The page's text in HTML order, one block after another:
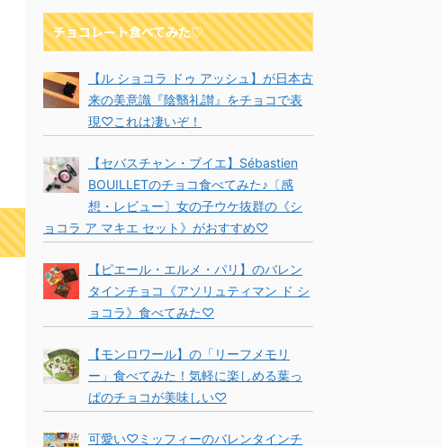
チョコレート食べてみた♡
【ル ショコラ ドゥ アッシュ】が日本古
来の美意識『陰翳礼讃』をチョコで表
現♡これは凄いぞ！
【セバスチャン・ブイエ】Sébastien
BOUILLETのチョコ食べてみた♪〔感
想・レビュー〕女の子ウケ抜群の《シ
ョコラ ア マキエ セット》がおすすめ♡
【ピエール・エルメ・パリ】のバレン
タインチョコ《アソリュティマン ド シ
ョコラ》食べてみた♡
【モンロワール】の「リーフメモリ
ー」食べてみた！気軽に楽しめる葉っ
ぱのチョコが美味しい♡
可愛い♡ミッフィーのバレンタインチ